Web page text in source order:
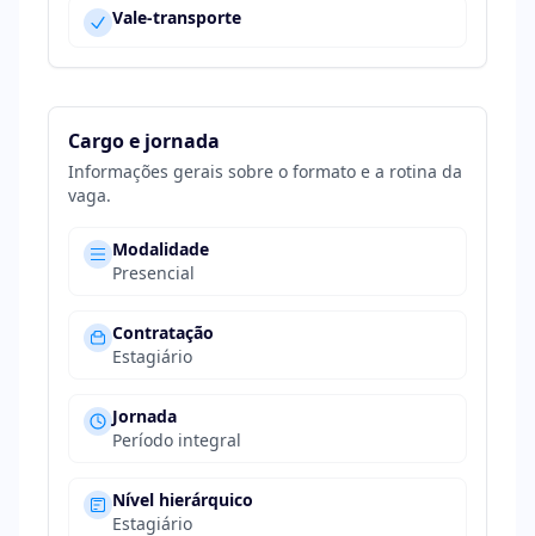
Vale-transporte
Cargo e jornada
Informações gerais sobre o formato e a rotina da
vaga.
Modalidade
Presencial
Contratação
Estagiário
Jornada
Período integral
Nível hierárquico
Estagiário